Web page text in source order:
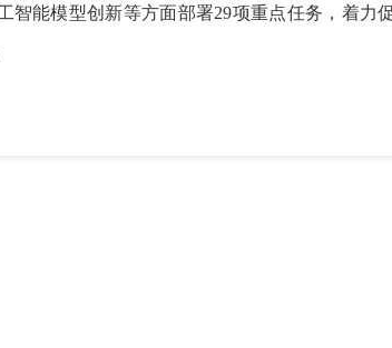
智能模型创新等方面部署29项重点任务，着力